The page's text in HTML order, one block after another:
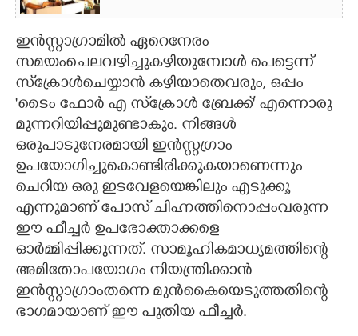
ഇന്‍സ്റ്റാഗ്രാമില്‍ ഏറെനേരം
സമയംചെലവഴിച്ചുകഴിയുമ്പോള്‍ പെട്ടെന്ന്
സ്‌ക്രോള്‍ചെയ്യാന്‍ കഴിയാതെവരും, ഒപ്പം
'ടൈം ഫോര്‍ എ സ്‌ക്രോള്‍ ബ്രേക്ക്' എന്നൊരു
മുന്നറിയിപ്പുമുണ്ടാകും. നിങ്ങള്‍
ഒരുപാടുനേരമായി ഇന്‍സ്റ്റഗ്രാം
ഉപയോഗിച്ചുകൊണ്ടിരിക്കുകയാണെന്നും
ചെറിയ ഒരു ഇടവേളയെങ്കിലും എടുക്കൂ
എന്നുമാണ് പോസ് ചിഹ്നത്തിനൊപ്പംവരുന്ന
ഈ ഫീച്ചര്‍ ഉപഭോക്താക്കളെ
ഓര്‍മ്മിപ്പിക്കുന്നത്. സാമൂഹികമാധ്യമത്തിന്റെ
അമിതോപയോഗം നിയന്ത്രിക്കാന്‍
ഇന്‍സ്റ്റാഗ്രാംതന്നെ മുന്‍കൈയെടുത്തതിന്റെ
ഭാഗമായാണ് ഈ പുതിയ ഫീച്ചര്‍.